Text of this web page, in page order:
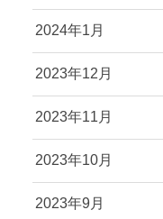
2024年1月
2023年12月
2023年11月
2023年10月
2023年9月